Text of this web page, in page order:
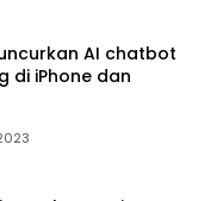
AI chatbot
di iPhone dan